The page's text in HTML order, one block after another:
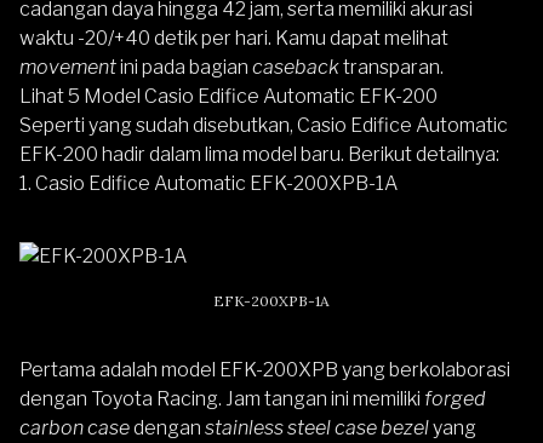
cadangan daya hingga 42 jam, serta memiliki akurasi
waktu -20/+40 detik per hari. Kamu dapat melihat
movementini pada bagian casebacktransparan.
Lihat 5 Model Casio Edifice Automatic EFK-200
Seperti yang sudah disebutkan, Casio Edifice Automatic
EFK-200 hadir dalam lima model baru. Berikut detailnya:
1. Casio Edifice Automatic EFK-200XPB-1A
EFK-200XPB-1A
Pertama adalah model EFK-200XPB yang berkolaborasi
dengan Toyota Racing. Jam tangan ini memiliki forged
carbon casedengan stainless steel case bezelyang